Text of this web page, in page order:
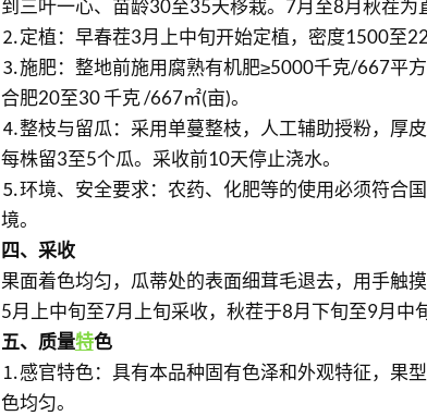
到三叶一心、苗龄30至35天移栽。7月至8月秋茬为
⒉定植：早春茬3月上中旬开始定植，密度1500至
⒊施肥：整地前施用腐熟有机肥≥5000千克/667平
合肥20至30 千克 /667㎡(亩)。
⒋整枝与留瓜：采用单蔓整枝，人工辅助授粉，厚
每株留3至5个瓜。采收前10天停止浇水。
⒌环境、安全要求：农药、化肥等的使用必须符合
境。
四、采收
果面着色均匀，瓜蒂处的表面细茸毛退去，用手触
5月上中旬至7月上旬采收，秋茬于8月下旬至9月中
五、质量特色
⒈感官特色：具有本品种固有色泽和外观特征，果
色均匀。